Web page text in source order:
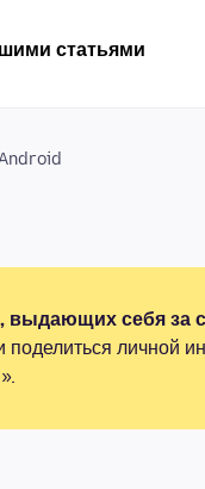
статьями
выдающих себя за
поделиться личной